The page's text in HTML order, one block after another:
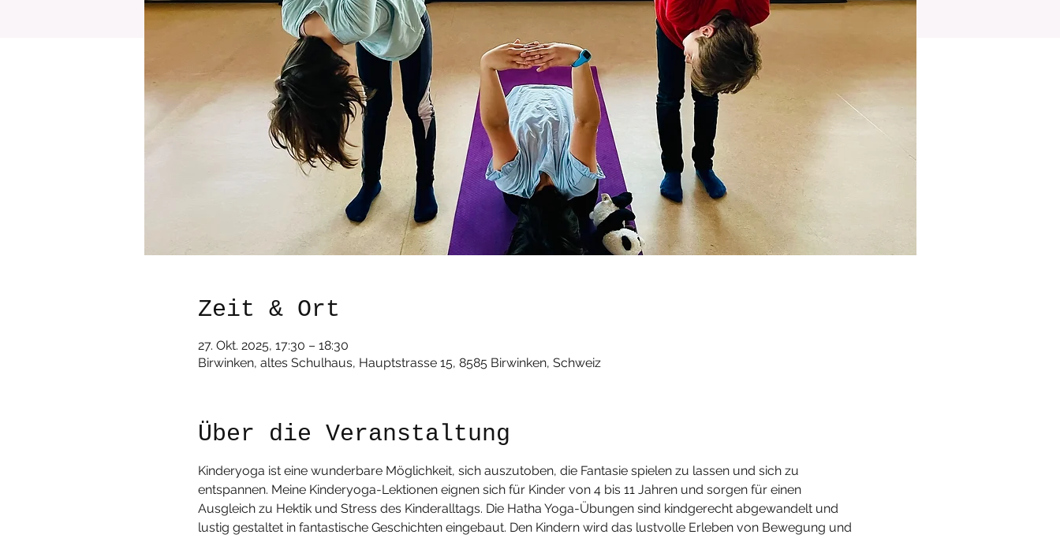
Zeit & Ort
27. Okt. 2025, 17:30 – 18:30
Birwinken, altes Schulhaus, Hauptstrasse 15, 8585 Birwinken, Schweiz
Über die Veranstaltung
Kinderyoga ist eine wunderbare Möglichkeit, sich auszutoben, die Fantasie spielen zu lassen und sich zu
entspannen. Meine Kinderyoga-Lektionen eignen sich für Kinder von 4 bis 11 Jahren und sorgen für einen
Ausgleich zu Hektik und Stress des Kinderalltags. Die Hatha Yoga-Übungen sind kindgerecht abgewandelt und
lustig gestaltet in fantastische Geschichten eingebaut. Den Kindern wird das lustvolle Erleben von Bewegung und